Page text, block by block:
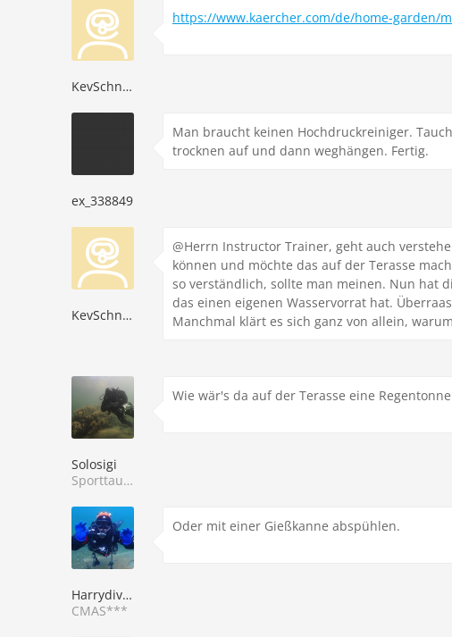
KevSchneid
https://www.kaercher.com/de/home-garden/
ex_338849
Man braucht keinen Hochdruckreiniger.
trocknen auf und dann weghängen. Fertig.
KevSchneid
@Herrn Instructor Trainer, geht auch
können und möchte das auf der Terasse
so verständlich, sollte man meinen. Nun hat
das einen eigenen Wasservorrat hat.
Manchmal klärt es sich ganz von allein,
Solosigi
Sporttaucher
Wie wär's da auf der Terasse eine
Harrydiver
CMAS***
Oder mit einer Gießkanne abspühlen.